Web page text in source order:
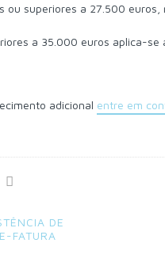
ou superiores a 27.500
a 35.000 euros aplica-se
adicional entre em
DE
FATURA